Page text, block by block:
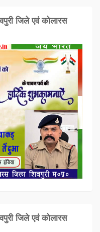
जिले एवं कोलारस
जिले एवं कोलारस